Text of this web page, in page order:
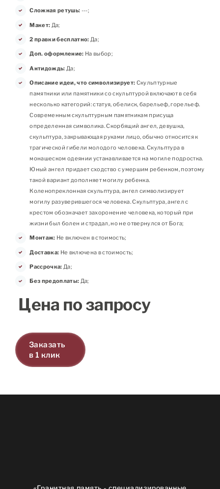
Сложная ретушь: ---;
Макет: Да;
2 правки бесплатно: Да;
Доп. оформление: На выбор;
Антидождь: Да;
Описание идеи, что символизирует: Скульптурные
памятники или памятники со скульптурой включают в себя
несколько категорий: статуя, обелиск, барельеф, горельеф.
Современным скульптурным памятникам присуща
определенная символика. Скорбящий ангел, девушка,
скульптура, закрывающая руками лицо, обычно относится к
трагической гибели молодого человека. Скульптура в
монашеском одеянии устанавливается на могиле подростка.
Юный ангел придает сходство с умершим ребенком, поэтому
такой вариант дополняет могилу ребенка.
Коленопреклонная скульптура, ангел символизирует
могилу разуверившегося человека. Скульптура, ангел с
крестом обозначает захоронение человека, который при
жизни был болен и страдал, но не отвернулся от Бога;
Монтаж: Не включен в стоимость;
Доставка: Не включена в стоимость;
Рассрочка: Да;
Без предоплаты: Да;
Цена по запросу
Заказать
в 1 клик